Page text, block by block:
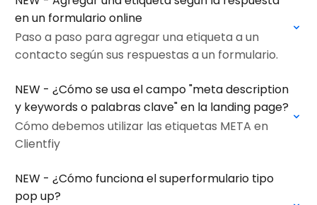
en un formulario online
Paso a paso para agregar una etiqueta a un
contacto según sus respuestas a un formulario.
NEW - ¿Cómo se usa el campo "meta description
y keywords o palabras clave" en la landing page?
Cómo debemos utilizar las etiquetas META en
Clientfiy
NEW - ¿Cómo funciona el superformulario tipo
pop up?